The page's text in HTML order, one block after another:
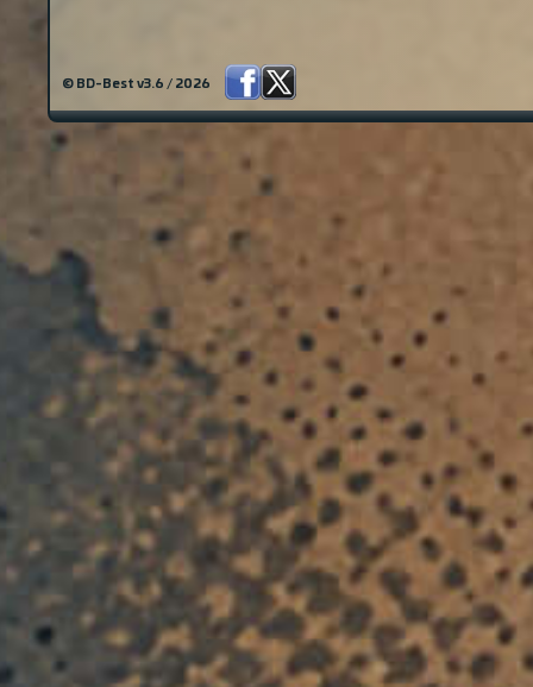
© BD-Best v3.6 / 2026